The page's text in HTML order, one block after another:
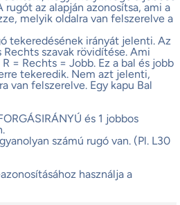
rugót az alapján azonosítsa, ami a
melyik oldalra van felszerelve a
tekeredésének irányát jelenti. Az
Rechts szavak rövidítése. Ami
= Rechts = Jobb. Ez a bal és jobb
tekeredik. Nem azt jelenti,
van felszerelve. Egy kapu Bal
és 1 jobbos
számú rugó van. (Pl. L30
használja a